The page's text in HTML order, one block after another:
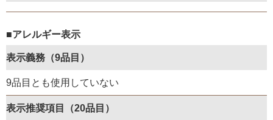
■アレルギー表示
表示義務（9品目）
9品目とも使用していない
表示推奨項目（20品目）